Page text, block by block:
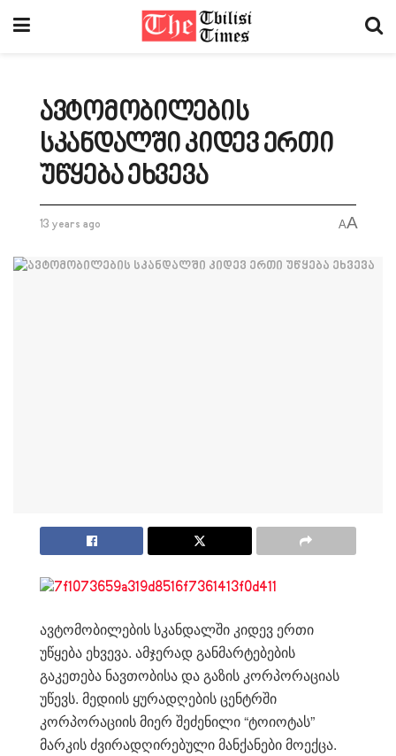
ავტომობილების
სკანდალში კიდევ ერთი
უწყება ეხვევა
13 years ago AA
ავტომობილების სკანდალში კიდევ ერთი
უწყება ეხვევა. ამჯერად განმარტებების
გაკეთება ნავთობისა და გაზის კორპორაციას
უწევს. მედიის ყურადღების ცენტრში
კორპორაციის მიერ შეძენილი “ტოიოტას”
მარკის ძვირადღირებული მანქანები მოექცა.